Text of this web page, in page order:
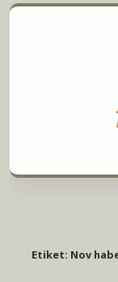
Etiket: Nov